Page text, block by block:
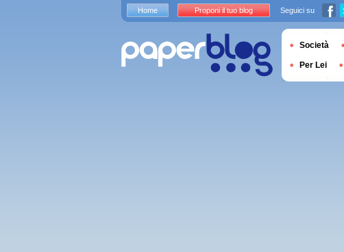
Home Proponi il tuo blog Seguici su
Società
Per Lei